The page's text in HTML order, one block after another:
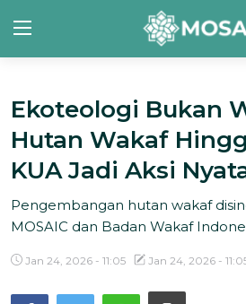
Contact
Tentang Kami
Team Kami
Galeri
Ekoteologi Bukan
Hutan Wakaf
KUA Jadi Aksi
Pengembangan hutan wakaf
MOSAIC dan Badan Wakaf
Jan 24, 2026 - 11:05 Jan 24, 2026 -